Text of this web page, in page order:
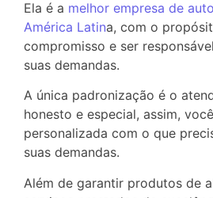
Ela é a melhor empresa de
América Latina, com o
compromisso e ser
suas demandas.
A única padronização é o
honesto e especial, assim,
personalizada com o que
suas demandas.
Além de garantir produtos de